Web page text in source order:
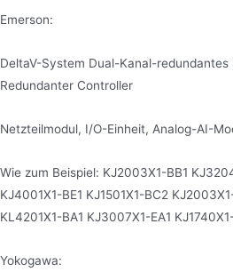
Emerson:
DeltaV-System Dual-Kanal-
Redundanter Controller
Netzteilmodul, I/O-Einheit, Analog-AI-
Wie zum Beispiel: KJ2003X1-BB1
KJ4001X1-BE1 KJ1501X1-BC2
KL4201X1-BA1 KJ3007X1-EA1
Yokogawa: